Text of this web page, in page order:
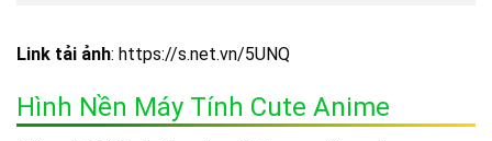
Link tải ảnh: https://s.net.vn/5UNQ
Hình Nền Máy Tính Cute Anime